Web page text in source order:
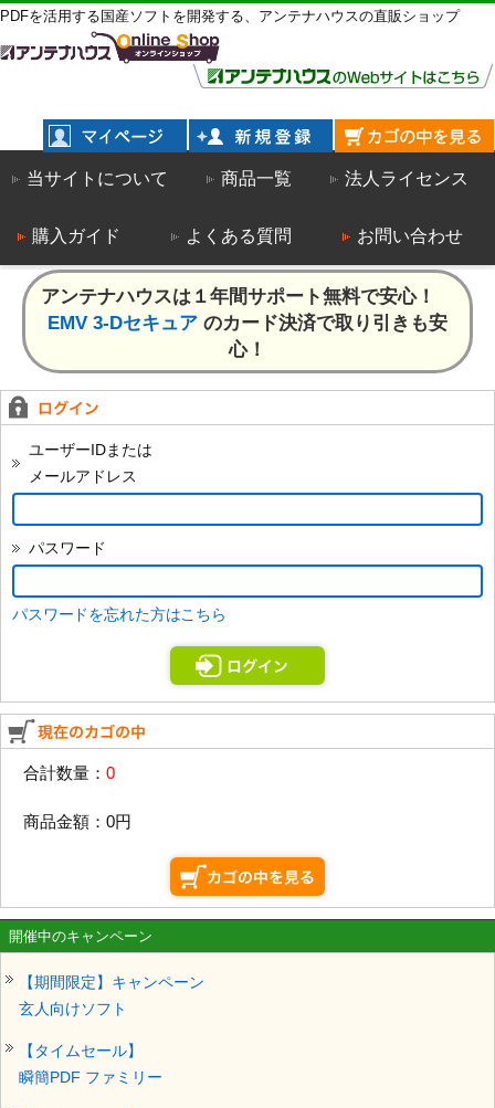
PDFを活用する国産ソフトを開発する、アンテナハウスの直販ショップ
当サイトについて 商品一覧 法人ライセンス
購入ガイド よくある質問 お問い合わせ
アンテナハウスは１年間サポート無料で安心！
EMV 3-Dセキュア のカード決済で取り引きも安
心！
ユーザーIDまたは
メールアドレス
パスワード
パスワードを忘れた方はこちら
合計数量： 0
商品金額： 0円
開催中のキャンペーン
【期間限定】キャンペーン
玄人向けソフト
【タイムセール】
瞬簡PDF ファミリー